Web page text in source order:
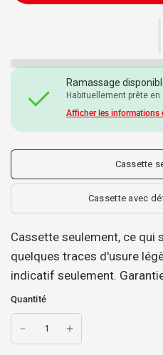
Ramassage
Habituellement prête en
Afficher les informations
Cassette
Cassette avec
Cassette seulement, ce qui
quelques traces d'usure
indicatif seulement.
Quantité